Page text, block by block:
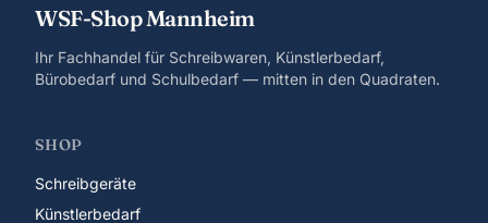
WSF-Shop Mannheim
Ihr Fachhandel für Schreibwaren, Künstlerbedarf,
Bürobedarf und Schulbedarf — mitten in den Quadraten.
SHOP
Schreibgeräte
Künstlerbedarf